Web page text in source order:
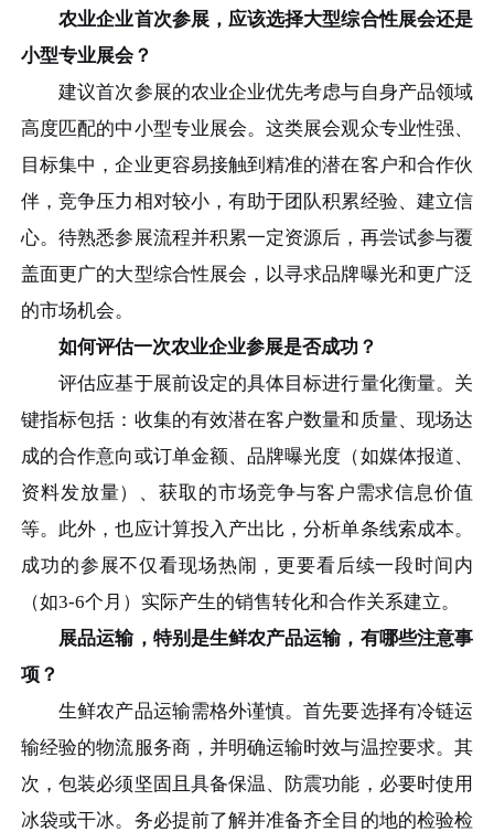
农业企业首次参展，应该选择大型综合性展会还是
小型专业展会？
建议首次参展的农业企业优先考虑与自身产品领域
高度匹配的中小型专业展会。这类展会观众专业性强、
目标集中，企业更容易接触到精准的潜在客户和合作伙
伴，竞争压力相对较小，有助于团队积累经验、建立信
心。待熟悉参展流程并积累一定资源后，再尝试参与覆
盖面更广的大型综合性展会，以寻求品牌曝光和更广泛
的市场机会。
如何评估一次农业企业参展是否成功？
评估应基于展前设定的具体目标进行量化衡量。关
键指标包括：收集的有效潜在客户数量和质量、现场达
成的合作意向或订单金额、品牌曝光度（如媒体报道、
资料发放量）、获取的市场竞争与客户需求信息价值
等。此外，也应计算投入产出比，分析单条线索成本。
成功的参展不仅看现场热闹，更要看后续一段时间内
（如3-6个月）实际产生的销售转化和合作关系建立。
展品运输，特别是生鲜农产品运输，有哪些注意事
项？
生鲜农产品运输需格外谨慎。首先要选择有冷链运
输经验的物流服务商，并明确运输时效与温控要求。其
次，包装必须坚固且具备保温、防震功能，必要时使用
冰袋或干冰。务必提前了解并准备齐全目的地的检验检